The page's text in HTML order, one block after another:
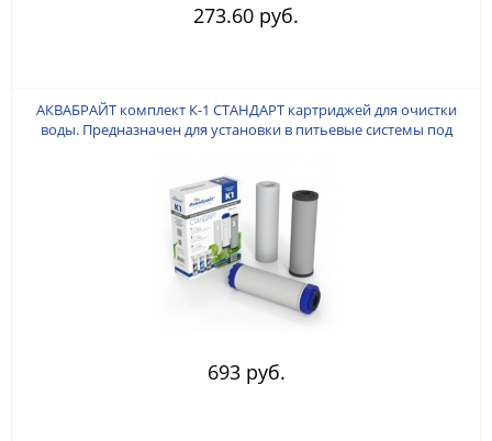
273.60 руб.
АКВАБРАЙТ комплект К-1 СТАНДАРТ картриджей для очистки
воды. Предназначен для установки в питьевые системы под
693 руб.